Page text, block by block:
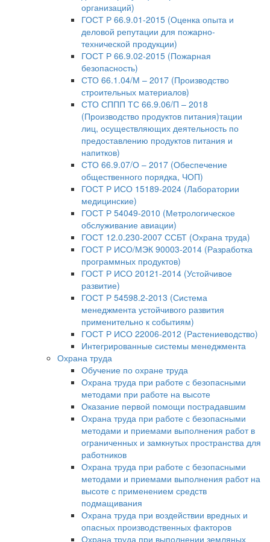
организаций)
ГОСТ Р 66.9.01-2015 (Оценка опыта и
деловой репутации для пожарно-
технической продукции)
ГОСТ Р 66.9.02-2015 (Пожарная
безопасность)
СТО 66.1.04/М – 2017 (Производство
строительных материалов)
СТО СППП ТС 66.9.06/П – 2018
(Производство продуктов питания)тации
лиц, осуществляющих деятельность по
предоставлению продуктов питания и
напитков)
СТО 66.9.07/О – 2017 (Обеспечение
общественного порядка, ЧОП)
ГОСТ Р ИСО 15189-2024 (Лаборатории
медицинские)
ГОСТ Р 54049-2010 (Метрологическое
обслуживание авиации)
ГОСТ 12.0.230-2007 ССБТ (Охрана труда)
ГОСТ Р ИСО/МЭК 90003-2014 (Разработка
программных продуктов)
ГОСТ Р ИСО 20121-2014 (Устойчивое
развитие)
ГОСТ Р 54598.2-2013 (Система
менеджмента устойчивого развития
применительно к событиям)
ГОСТ Р ИСО 22006-2012 (Растениеводство)
Интегрированные системы менеджмента
Охрана труда
Обучение по охране труда
Охрана труда при работе с безопасными
методами при работе на высоте
Оказание первой помощи пострадавшим
Охрана труда при работе с безопасными
методами и приемами выполнения работ в
ограниченных и замкнутых пространства для
работников
Охрана труда при работе с безопасными
методами и приемами выполнения работ на
высоте с применением средств
подмащивания
Охрана труда при воздействии вредных и
опасных производственных факторов
Охрана труда при выполнении земляных